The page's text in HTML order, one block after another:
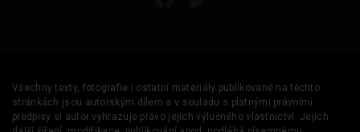
Všechny texty, fotografie i ostatní materiály publikované na těchto
stránkách jsou autorským dílem a v souladu s platnými právními
předpisy si autor vyhrazuje právo jejich výlučného vlastnictví. Jejich